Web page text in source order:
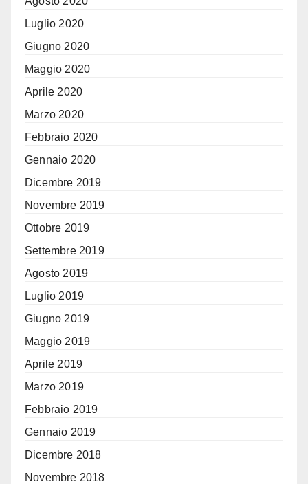
Luglio 2020
Giugno 2020
Maggio 2020
Aprile 2020
Marzo 2020
Febbraio 2020
Gennaio 2020
Dicembre 2019
Novembre 2019
Ottobre 2019
Settembre 2019
Agosto 2019
Luglio 2019
Giugno 2019
Maggio 2019
Aprile 2019
Marzo 2019
Febbraio 2019
Gennaio 2019
Dicembre 2018
Novembre 2018